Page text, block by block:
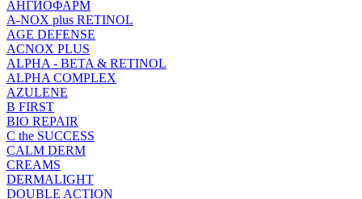
АНГИОФАРМ
A-NOX plus RETINOL
AGE DEFENSE
ACNOX PLUS
ALPHA - BETA & RETINOL
ALPHA COMPLEX
AZULENE
B FIRST
BIO REPAIR
C the SUCCESS
CALM DERM
CREAMS
DERMALIGHT
DOUBLE ACTION